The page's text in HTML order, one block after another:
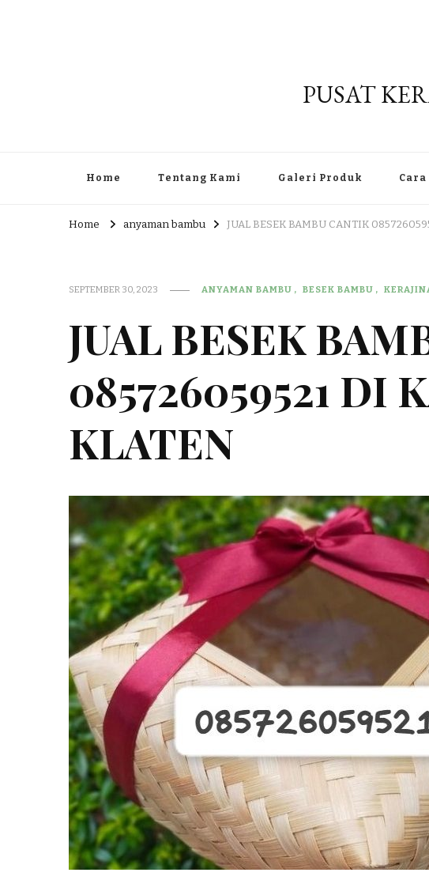
PUSAT
Home Tentang Kami Galeri Produk
Home anyaman bambu JUAL BESEK BAMBU CANTIK
SEPTEMBER 30, 2023 ANYAMAN BAMBU BESEK BAMBU
JUAL BESEK
085726059521 DI
KLATEN